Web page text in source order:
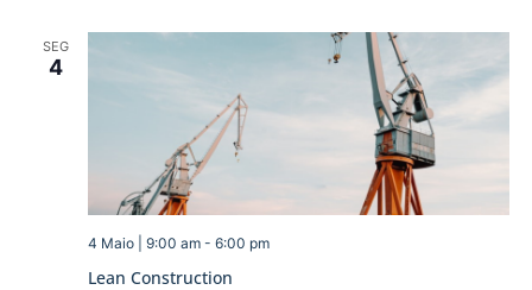
SEG
4
Lean Construction
4 Maio | 9:00 am- 6:00 pm